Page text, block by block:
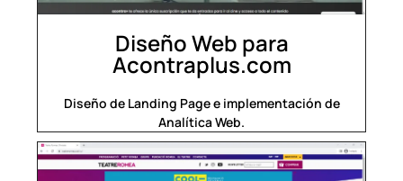
Diseño Web para
Acontraplus.com
Diseño de Landing Page e implementación de
Analítica Web.